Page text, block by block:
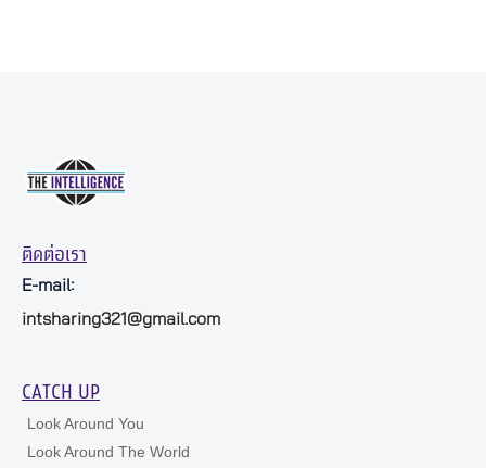
ติดต่อเรา
E-mail:
intsharing321@gmail.com
CATCH UP
Look Around You
Look Around The World